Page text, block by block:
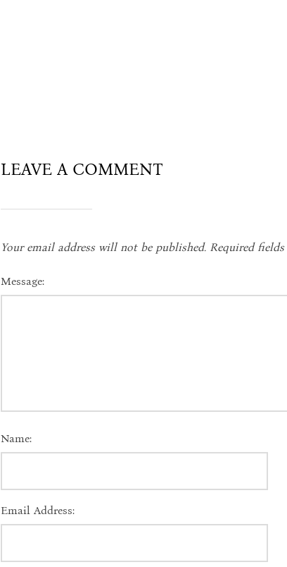
LEAVE A COMMENT
Your email address will not be published. Required
Message:
Name:
Email Address: